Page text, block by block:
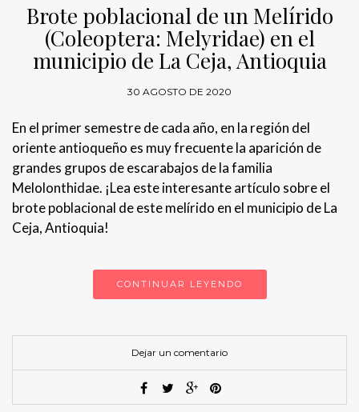
Brote poblacional de un Melírido
(Coleoptera: Melyridae) en el
municipio de La Ceja, Antioquia
30 AGOSTO DE 2020
En el primer semestre de cada año, en la región del
oriente antioqueño es muy frecuente la aparición de
grandes grupos de escarabajos de la familia
Melolonthidae. ¡Lea este interesante artículo sobre el
brote poblacional de este melírido en el municipio de La
Ceja, Antioquia!
CONTINUAR LEYENDO
Dejar un comentario